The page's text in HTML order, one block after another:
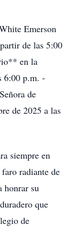
Emerson
de las 5:00
en la
6:00 p.m. -
de
de 2025 a las
siempre en
radiante de
honrar su
que
de